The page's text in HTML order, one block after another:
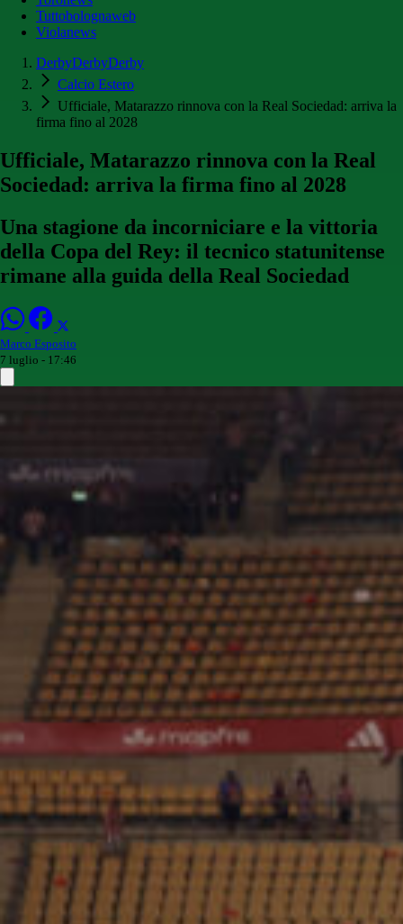
Tuttobolognaweb
Violanews
DerbyDerbyDerby
Calcio Estero
Ufficiale, Matarazzo rinnova con la Real Sociedad: arriva la
firma fino al 2028
Ufficiale, Matarazzo rinnova con la Real
Sociedad: arriva la firma fino al 2028
Una stagione da incorniciare e la vittoria
della Copa del Rey: il tecnico statunitense
rimane alla guida della Real Sociedad
Marco Esposito
7 luglio - 17:46